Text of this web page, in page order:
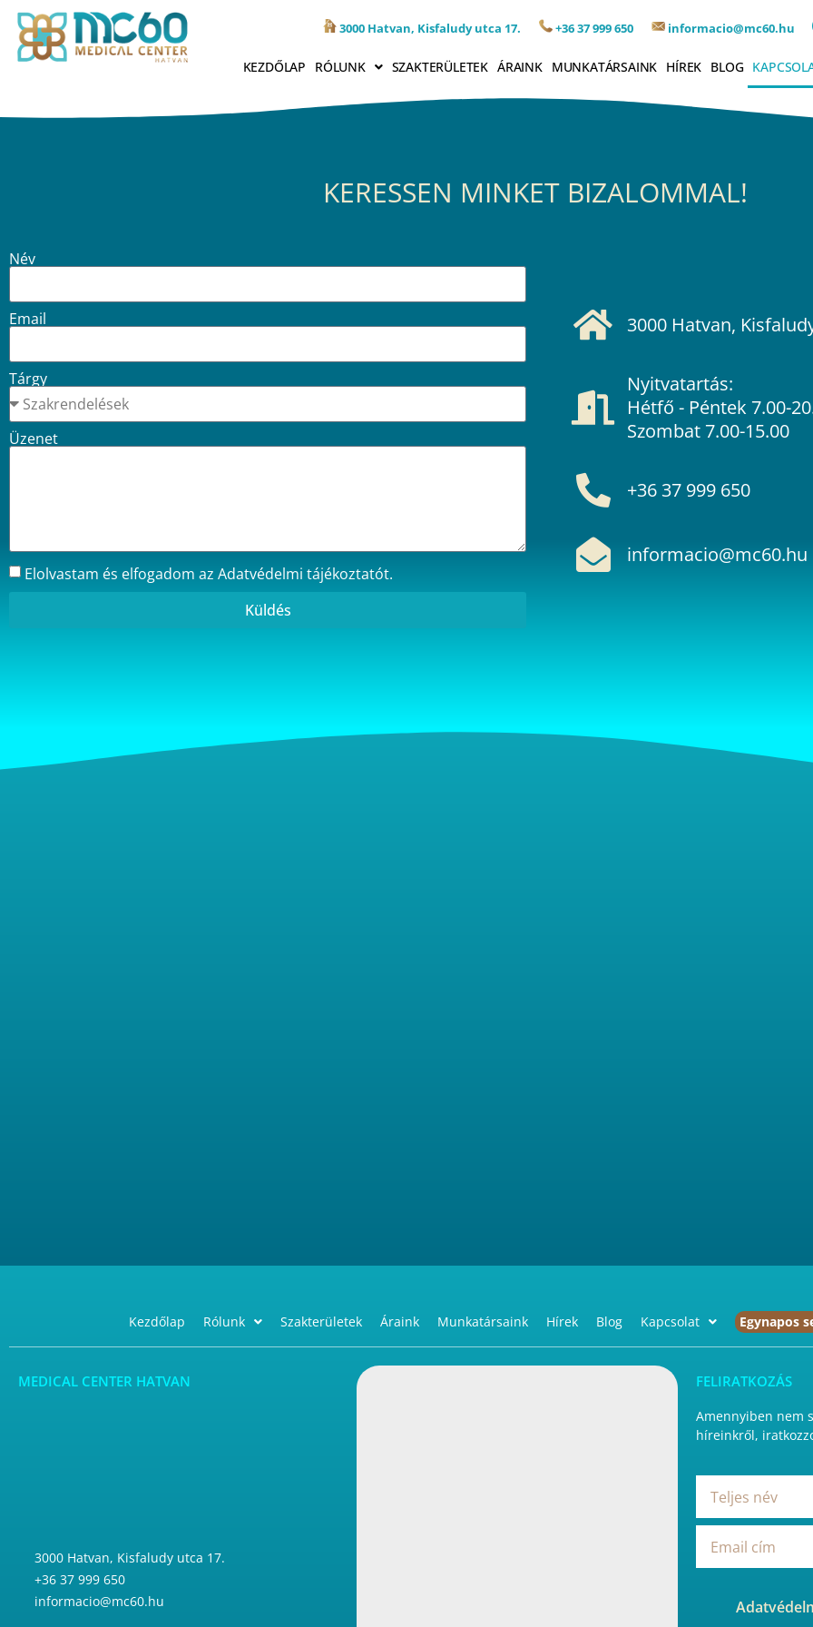
3000 Hatvan, Kisfaludy utca 17. +36 37 999 650 informacio@mc60.hu
KEZDŐLAP RÓLUNK SZAKTERÜLETEK ÁRAINK MUNKATÁRSAINK HÍREK BLOG
KERESSEN MINKET BIZALOMMAL!
Név
Email
Tárgy
Üzenet
Elolvastam és elfogadom az Adatvédelmi tájékoztatót.
Küldés
3000 Hatvan,
Nyitvatartás:
Hétfő - Péntek 7.00-
Szombat 7.00-15.00
+36 37 999 650
informacio@mc60.hu
Kezdőlap Rólunk Szakterületek Áraink Munkatársaink Hírek Blog Kapcsolat Egynapos
MEDICAL CENTER HATVAN
3000 Hatvan, Kisfaludy utca 17.
+36 37 999 650
informacio@mc60.hu
FELIRATKOZÁS
Amennyiben nem
híreinkről,